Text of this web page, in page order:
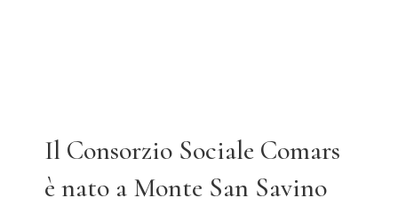
Il Consorzio Sociale Comars
è nato a Monte San Savino